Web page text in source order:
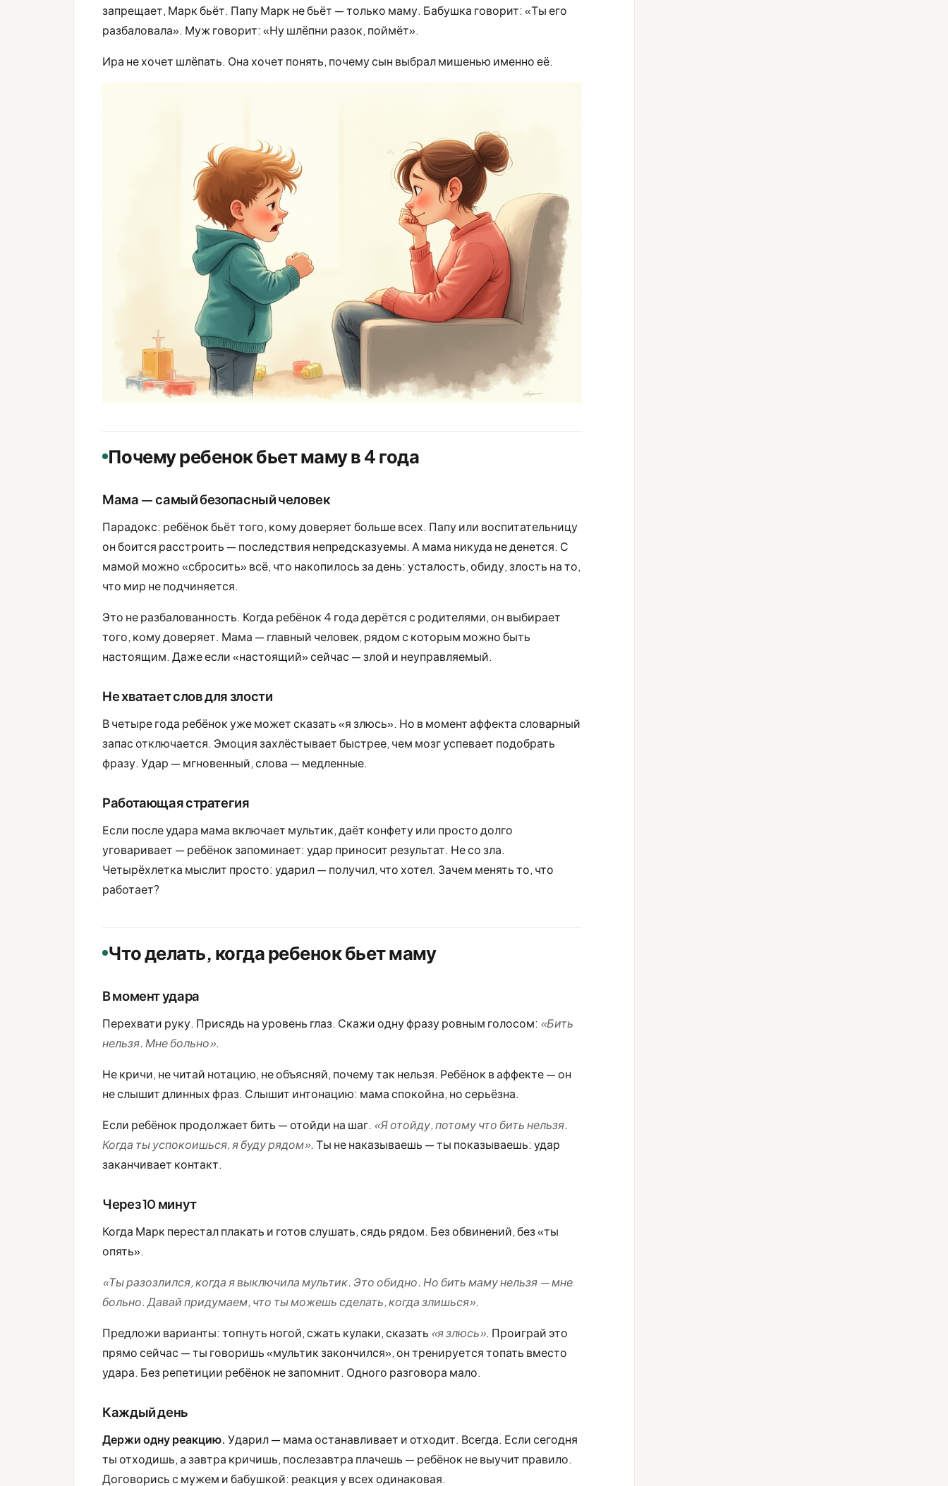
запрещает, Марк бьёт. Папу Марк не бьёт — только маму. Бабушка говорит: «Ты его
разбаловала». Муж говорит: «Ну шлёпни разок, поймёт».
Ира не хочет шлёпать. Она хочет понять, почему сын выбрал мишенью именно её.
Почему ребенок бьет маму в 4 года
Мама — самый безопасный человек
Парадокс: ребёнок бьёт того, кому доверяет больше всех. Папу или воспитательницу
он боится расстроить — последствия непредсказуемы. А мама никуда не денется. С
мамой можно «сбросить» всё, что накопилось за день: усталость, обиду, злость на то,
что мир не подчиняется.
Это не разбалованность. Когда ребёнок 4 года дерётся с родителями, он выбирает
того, кому доверяет. Мама — главный человек, рядом с которым можно быть
настоящим. Даже если «настоящий» сейчас — злой и неуправляемый.
Не хватает слов для злости
В четыре года ребёнок уже может сказать «я злюсь». Но в момент аффекта словарный
запас отключается. Эмоция захлёстывает быстрее, чем мозг успевает подобрать
фразу. Удар — мгновенный, слова — медленные.
Работающая стратегия
Если после удара мама включает мультик, даёт конфету или просто долго
уговаривает — ребёнок запоминает: удар приносит результат. Не со зла.
Четырёхлетка мыслит просто: ударил — получил, что хотел. Зачем менять то, что
работает?
Что делать, когда ребенок бьет маму
В момент удара
Перехвати руку. Присядь на уровень глаз. Скажи одну фразу ровным голосом: «Бить
нельзя. Мне больно».
Не кричи, не читай нотацию, не объясняй, почему так нельзя. Ребёнок в аффекте — он
не слышит длинных фраз. Слышит интонацию: мама спокойна, но серьёзна.
Если ребёнок продолжает бить — отойди на шаг. «Я отойду, потому что бить нельзя.
Когда ты успокоишься, я буду рядом». Ты не наказываешь — ты показываешь: удар
заканчивает контакт.
Через 10 минут
Когда Марк перестал плакать и готов слушать, сядь рядом. Без обвинений, без «ты
опять».
«Ты разозлился, когда я выключила мультик. Это обидно. Но бить маму нельзя — мне
больно. Давай придумаем, что ты можешь сделать, когда злишься».
Предложи варианты: топнуть ногой, сжать кулаки, сказать «я злюсь». Проиграй это
прямо сейчас — ты говоришь «мультик закончился», он тренируется топать вместо
удара. Без репетиции ребёнок не запомнит. Одного разговора мало.
Каждый день
Держи одну реакцию. Ударил — мама останавливает и отходит. Всегда. Если сегодня
ты отходишь, а завтра кричишь, послезавтра плачешь — ребёнок не выучит правило.
Договорись с мужем и бабушкой: реакция у всех одинаковая.